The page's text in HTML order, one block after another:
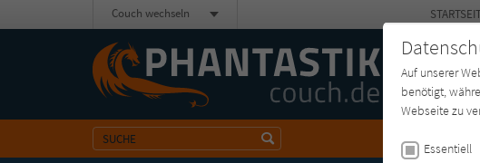
Couch wechseln
Auf unserer
benötigt,
Webseite zu
Essentiell